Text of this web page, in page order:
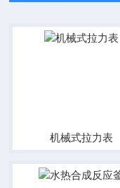
机械式拉力表